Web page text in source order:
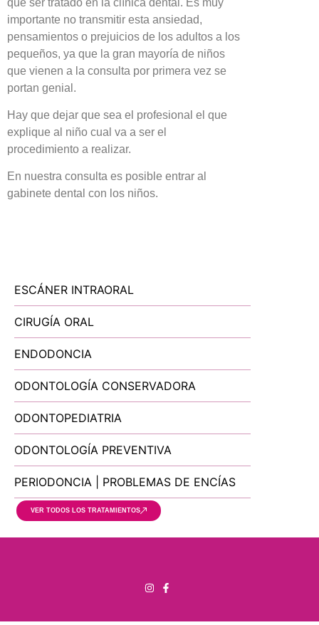
importante no transmitir esta ansiedad,
pensamientos o prejuicios de los adultos a los
pequeños, ya que la gran mayoría de niños
que vienen a la consulta por primera vez se
portan genial.
Hay que dejar que sea el profesional el que
explique al niño cual va a ser el
procedimiento a realizar.
En nuestra consulta es posible entrar al
gabinete dental con los niños.
ESCÁNER INTRAORAL
CIRUGÍA ORAL
ENDODONCIA
ODONTOLOGÍA CONSERVADORA
ODONTOPEDIATRIA
ODONTOLOGÍA PREVENTIVA
PERIODONCIA | PROBLEMAS DE ENCÍAS
VER TODOS LOS TRATAMIENTOS